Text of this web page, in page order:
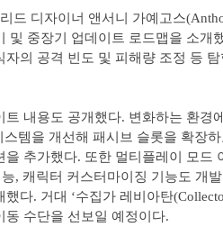
드 디자이너 앤서니 가예고스
및 중장기 업데이트 로드맵을 소개
의 공격 빈도 및 피해량 조정 등
내용도 공개했다. 변화하는 환경
템을 개선해 패시브 슬롯을 확장
을 추가했다. 또한 멀티플레이 모드
, 캐릭터 커스터마이징 기능도 개
다. 거대 ‘수집가 레비아탄
동 수단을 선보일 예정이다.